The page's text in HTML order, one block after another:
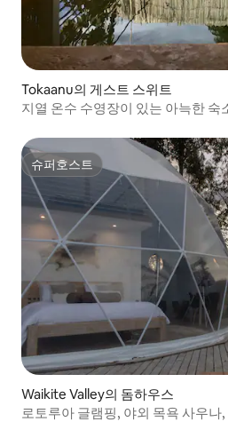
Tokaanu의 게스트 스위트
지열 온수 수영장이 있는 아늑한 숙
슈퍼호스트
슈퍼호스트
Waikite Valley의 돔하우스
로토루아 글램핑, 야외 목욕 사우나